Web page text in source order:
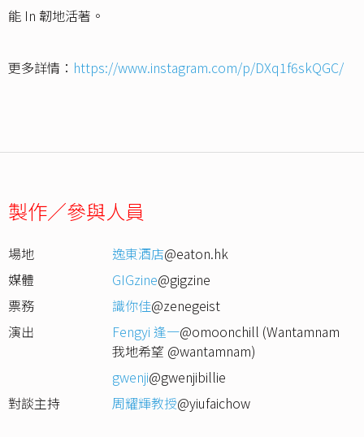
能 In 韌地活著。
更多詳情： https://www.instagram.com/p/DXq1f6skQGC/
製作／參與人員
場地 逸東酒店@eaton.hk
媒體
GIGzine@gigzine
票務
識你佳@zenegeist
演出
Fengyi 逢一@omoonchill (Wantamnam
我地希望 @wantamnam)
gwenji@gwenjibillie
對談主持
周耀輝教授@yiufaichow